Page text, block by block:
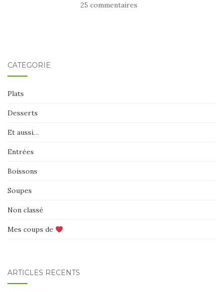
25 commentaires
CATÉGORIE
Plats
Desserts
Et aussi…
Entrées
Boissons
Soupes
Non classé
Mes coups de
ARTICLES RÉCENTS